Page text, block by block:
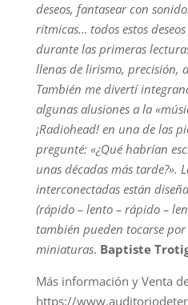
deseos, fantasear con
rítmicas… todos estos
durante las primeras
llenas de lirismo, precisión,
También me divertí
algunas alusiones a la
¡Radiohead! en una de las
pregunté: «¿Qué habrían
unas décadas más tarde?».
interconectadas están
(rápido – lento – rápido –
también pueden tocarse
miniaturas. Baptiste
Más información y Venta
https://